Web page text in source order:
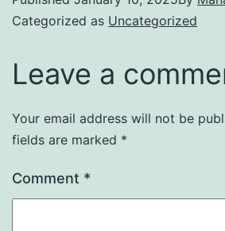
Categorized as Uncategorized
Leave a
Your email address will not be
fields are marked *
Comment *